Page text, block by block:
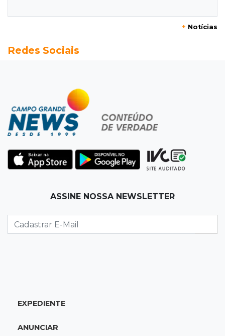
formação de ciclone bomba
23:00Ideb
Chapadão do Sul
Homem é baleado após apontar revólver para
policiais militares
22:42Resumão
Palmeiras e Vasco confirmam vagas nas
Eleitorado aprova teste da urna, mas diz que
colinha será "fundamental"
Escolas municipais lideram notas do Ensino
+ Notícias
Redes Sociais
ASSINE NOSSA NEWSLETTER
EXPEDIENTE
ANUNCIAR